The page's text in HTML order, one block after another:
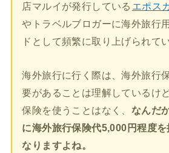
店マルイが発行している エポス
やトラベルブロガーに海外旅行
ドとして頻繁に取り上げられて
海外旅行に行く際は、海外旅行
要があることは理解しているけ
保険を使うことはなく、 なんだ
に海外旅行保険代5,000円程度
なりますよね。